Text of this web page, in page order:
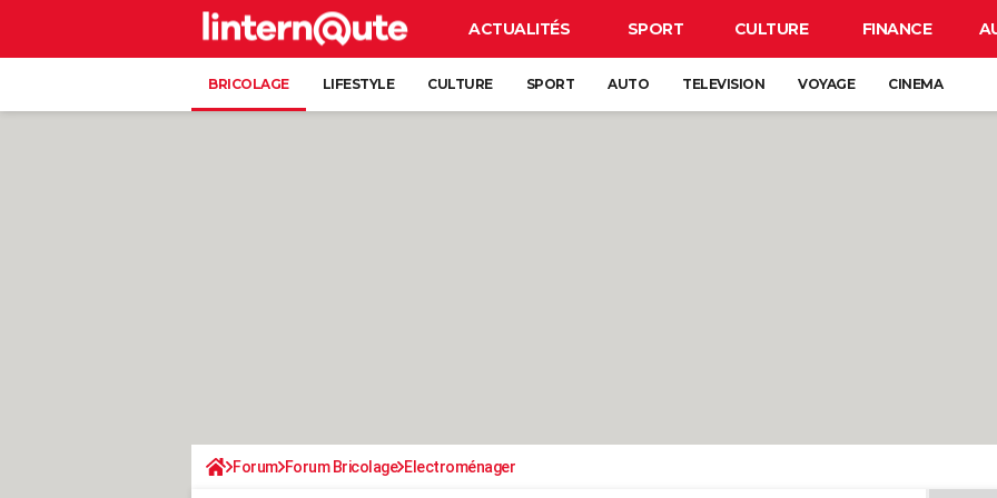
ACTUALITÉS SPORT CULTURE FINANCE
BRICOLAGE LIFESTYLE CULTURE SPORT AUTO TELEVISION VOYAGE CINEMA
Forum Forum Bricolage Electroménager